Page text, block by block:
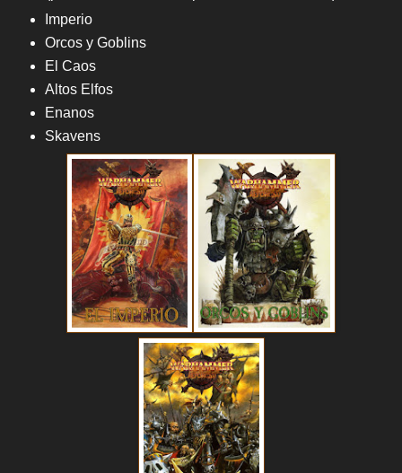
Imperio
Orcos y Goblins
El Caos
Altos Elfos
Enanos
Skavens